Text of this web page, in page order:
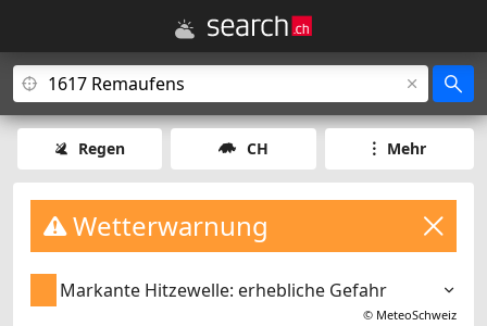
Regen CH Mehr
Wetterwarnung
Markante Hitzewelle: erhebliche Gefahr
© MeteoSchweiz